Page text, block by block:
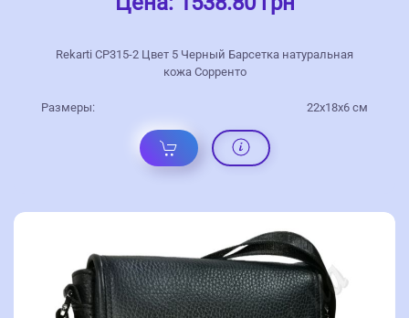
Rekarti СР315-2 Цвет 5 Черный Барсетка натуральная
кожа Сорренто
Размеры: 22х18х6 см